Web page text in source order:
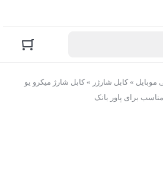
موبایل » کابل شارژر » کابل شارژ میکرو یو